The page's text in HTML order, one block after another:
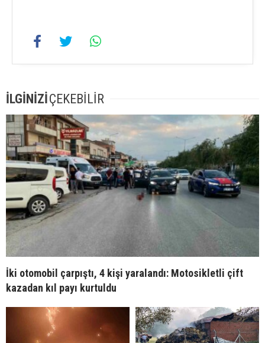
İLGİNİZİÇEKEBİLİR
İki otomobil çarpıştı, 4 kişi yaralandı: Motosikletli çift
kazadan kıl payı kurtuldu